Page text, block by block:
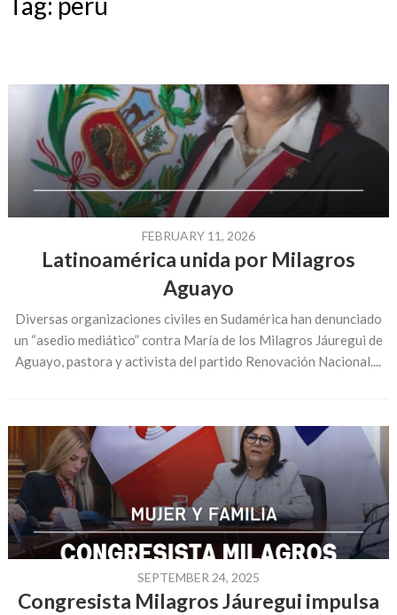
FEBRUARY 11, 2026
Latinoamérica unida por Milagros
Aguayo
Diversas organizaciones civiles en Sudamérica han denunciado
un “asedio mediático” contra María de los Milagros Jáuregui de
Aguayo, pastora y activista del partido Renovación Nacional....
SEPTEMBER 24, 2025
Congresista Milagros Jáuregui impulsa